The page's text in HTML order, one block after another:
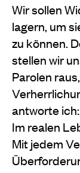
Wir sollen
lagern, um
zu können.
stellen wir
Parolen
antworte
Im realen
Mit jedem